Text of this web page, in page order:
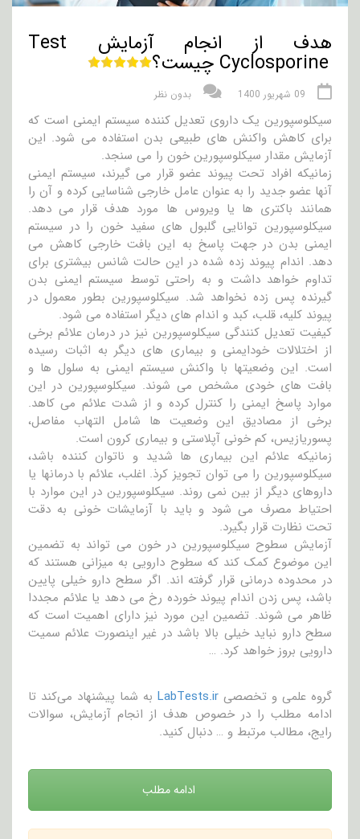
هدف از انجام آزمایش Test
Cyclosporine چیست؟
09 شهریور 1400 بدون نظر
سیکلوسپورین یک داروی تعدیل کننده سیستم ایمنی است که
برای کاهش واکنش های طبیعی بدن استفاده می شود. این
آزمایش مقدار سیکلوسپورین خون را می سنجد.
زمانیکه افراد تحت پیوند عضو قرار می گیرند، سیستم ایمنی
آنها عضو جدید را به عنوان عامل خارجی شناسایی کرده و آن را
همانند باکتری ها یا ویروس ها مورد هدف قرار می دهد.
سیکلوسپورین توانایی گلبول های سفید خون را در سیستم
ایمنی بدن در جهت پاسخ به این بافت خارجی کاهش می
دهد. اندام پیوند زده شده در این حالت شانس بیشتری برای
تداوم خواهد داشت و به راحتی توسط سیستم ایمنی بدن
گیرنده پس زده نخواهد شد. سیکلوسپورین بطور معمول در
پیوند کلیه، قلب، کبد و اندام های دیگر استفاده می شود.
کیفیت تعدیل کنندگی سیکلوسپورین نیز در درمان علائم برخی
از اختلالات خودایمنی و بیماری های دیگر به اثبات رسیده
است. این وضعیتها با واکنش سیستم ایمنی به سلول ها و
بافت های خودی مشخص می شوند. سیکلوسپورین در این
موارد پاسخ ایمنی را کنترل کرده و از شدت علائم می کاهد.
برخی از مصادیق این وضعیت ها شامل التهاب مفاصل،
پسوریازیس، کم خونی آپلاستی و بیماری کرون است.
زمانیکه علائم این بیماری ها شدید و ناتوان کننده باشد،
سیکلوسپورین را می توان تجویز کرذ. اغلب، علائم با درمانها یا
داروهای دیگر از بین نمی روند. سیکلوسپورین در این موارد با
احتیاط مصرف می شود و باید با آزمایشات خونی به دقت
تحت نظارت قرار بگیرد.
آزمایش سطوح سیکلوسپورین در خون می تواند به تضمین
این موضوع کمک کند که سطوح دارویی به میزانی هستند که
در محدوده درمانی قرار گرفته اند. اگر سطح دارو خیلی پایین
باشد، پس زدن اندام پیوند خورده رخ می دهد یا علائم مجددا
ظاهر می شوند. تضمین این مورد نیز دارای اهمیت است که
سطح دارو نباید خیلی بالا باشد در غیر اینصورت علائم سمیت
دارویی بروز خواهد کرد. …
گروه علمی و تخصصی LabTests.ir به شما پیشنهاد می‌کند تا
ادامه مطلب را در خصوص هدف از انجام آزمایش، سوالات
رایج، مطالب مرتبط و … دنبال کنید.
ادامه مطلب